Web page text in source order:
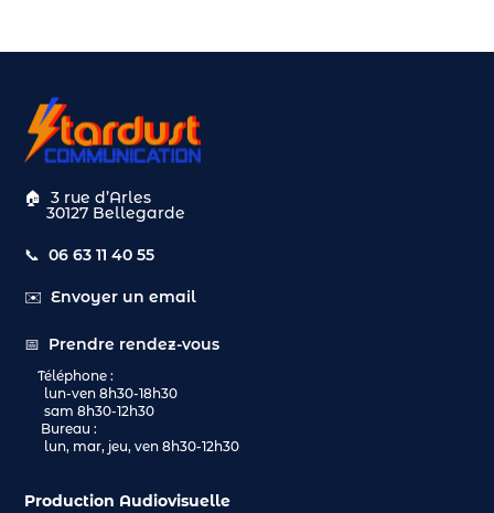
🏠3 rue d’Arles
30127 Bellegarde
📞06 63 11 40 55
✉️Envoyer un email
📅 Prendre rendez-vous
Téléphone :
lun-ven 8h30-18h30
sam 8h30-12h30
Bureau :
lun, mar, jeu, ven 8h30-12h30
Production Audiovisuelle